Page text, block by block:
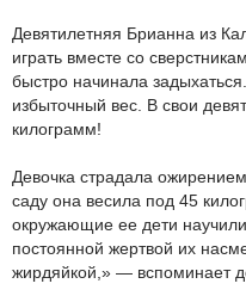
Девятилетняя Брианна из
играть вместе со
быстро начинала
избыточный вес. В свои
килограмм!
Девочка страдала
саду она весила под 45
окружающие ее дети
постоянной жертвой их
жирдяйкой,» — вспоминает